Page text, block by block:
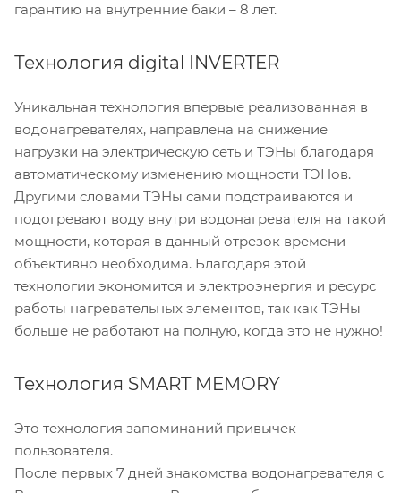
гарантию на внутренние баки – 8 лет.
Технология digital INVERTER
Уникальная технология впервые реализованная в
водонагревателях, направлена на снижение
нагрузки на электрическую сеть и ТЭНы благодаря
автоматическому изменению мощности ТЭНов.
Другими словами ТЭНы сами подстраиваются и
подогревают воду внутри водонагревателя на такой
мощности, которая в данный отрезок времени
объективно необходима. Благодаря этой
технологии экономится и электроэнергия и ресурс
работы нагревательных элементов, так как ТЭНы
больше не работают на полную, когда это не нужно!
Технология SMART MEMORY
Это технология запоминаний привычек
пользователя.
После первых 7 дней знакомства водонагревателя с